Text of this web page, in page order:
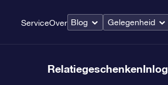
ServiceOver Blog Gelegenheid
Relatiegeschenken